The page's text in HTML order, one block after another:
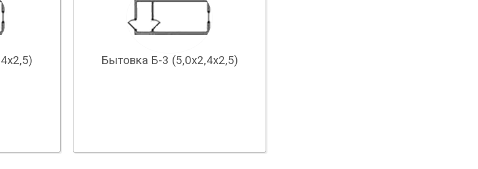
Бытовка Б-3 (5,0х2,4х2,5)